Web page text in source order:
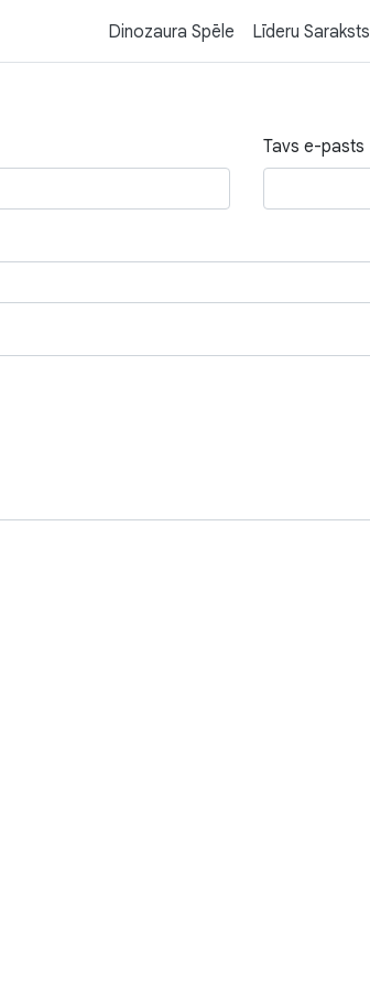
Dinozaura Spēle Līderu Saraksts
Tavs e-pasts